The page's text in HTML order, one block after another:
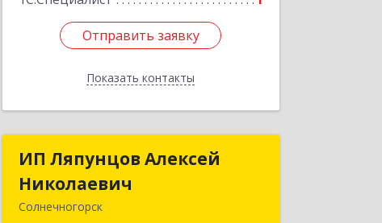
Отправить заявку
Показать контакты
Отправить заявку
Назад
ИП Ляпунцов Алексей
Николаевич
Солнечногорск
ИП Ляпунцов Алексей